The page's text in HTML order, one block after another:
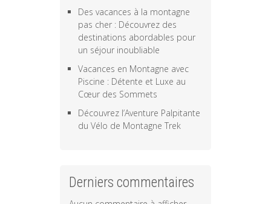
Des vacances à la montagne
pas cher : Découvrez des
destinations abordables pour
un séjour inoubliable
Vacances en Montagne avec
Piscine : Détente et Luxe au
Cœur des Sommets
Découvrez l’Aventure Palpitante
du Vélo de Montagne Trek
Derniers commentaires